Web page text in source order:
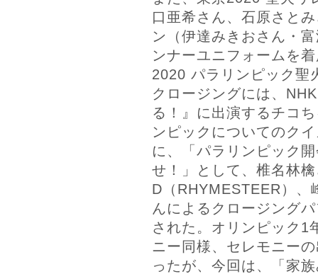
口亜希さん、石原さと
ン（伊達みきおさん・
ンナーユニフォームを
2020 パラリンピック聖
クロージングには、
る！』に出演するチコ
ンピックについてのク
に、「パラリンピック
せ！」として、椎名林
D（RHYMESTEER）、
んによるクロージング
された。オリンピック1
ニー同様、セレモニー
ったが、今回は、「家